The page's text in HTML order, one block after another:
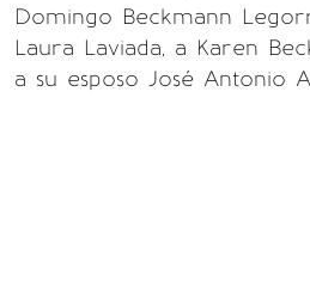
Domingo Beckmann
Laura Laviada, a Karen
a su esposo José Antonio